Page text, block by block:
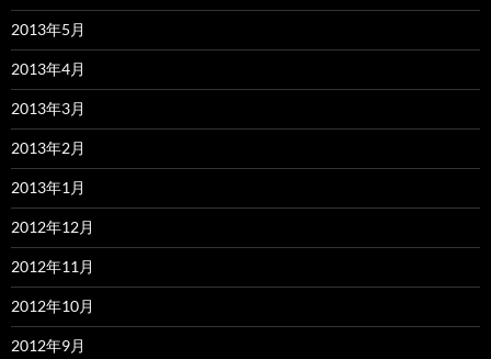
2013年5月
2013年4月
2013年3月
2013年2月
2013年1月
2012年12月
2012年11月
2012年10月
2012年9月